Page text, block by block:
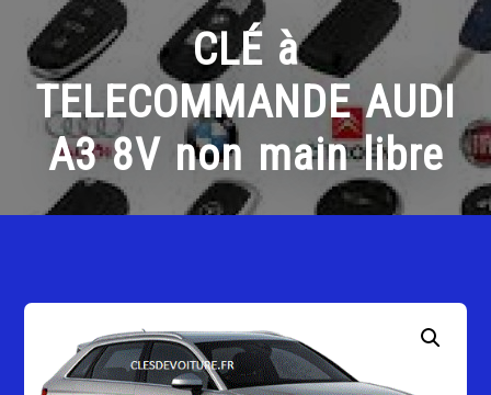
CLÉ à
TELECOMMANDE AUDI
A3 8V non main libre